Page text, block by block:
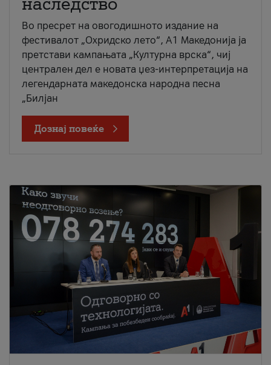
Во пресрет на овогодишното издание на
фестивалот „Охридско лето“, А1 Македонија ја
претстави кампањата „Културна врска“, чиј
централен дел е новата џез-интерпретација на
легендарната македонска народна песна
„Билјан
Дознај повеќе